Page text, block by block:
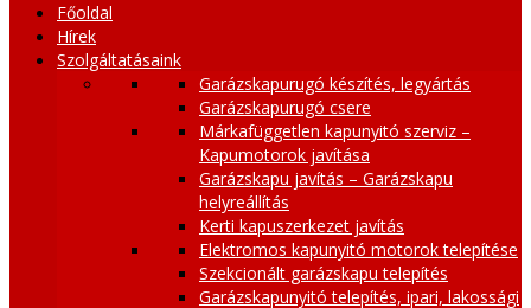
Főoldal
Hírek
Szolgáltatásaink
Garázskapurugó készítés, legyártás
Garázskapurugó csere
Márkafüggetlen kapunyitó szerviz –
Kapumotorok javítása
Garázskapu javítás – Garázskapu
helyreállítás
Kerti kapuszerkezet javítás
Elektromos kapunyitó motorok telepítése
Szekcionált garázskapu telepítés
Garázskapunyitó telepítés, ipari, lakossági